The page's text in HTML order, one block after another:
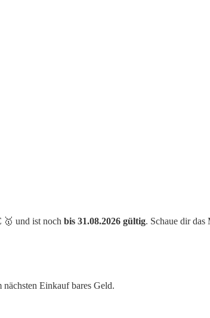
🥇 und ist noch bis 31.08.2026 gültig. Schaue dir
Einkauf bares Geld.